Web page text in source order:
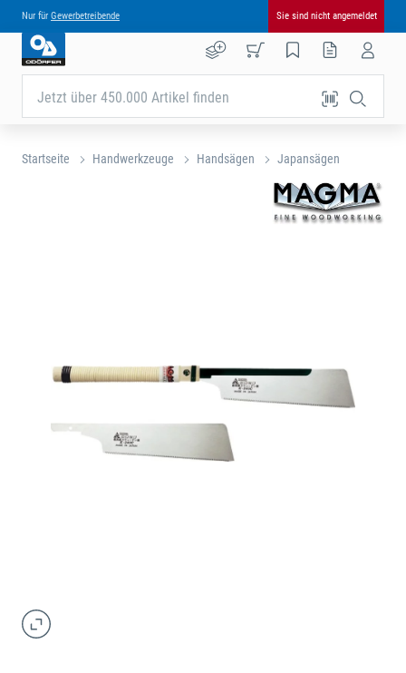
Nur für Gewerbetreibende Sie sind nicht angemeldet
Jetzt über 450.000 Artikel finden
Startseite Handwerkzeuge Handsägen Japansägen